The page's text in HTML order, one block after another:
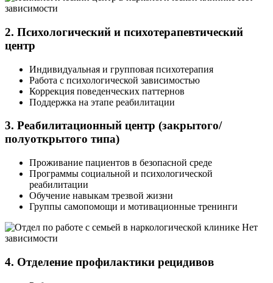
2. Психологический и психотерапевтический
центр
Индивидуальная и групповая психотерапия
Работа с психологической зависимостью
Коррекция поведенческих паттернов
Поддержка на этапе реабилитации
3. Реабилитационный центр (закрытого/
полуоткрытого типа)
Проживание пациентов в безопасной среде
Программы социальной и психологической
реабилитации
Обучение навыкам трезвой жизни
Группы самопомощи и мотивационные тренинги
4. Отделение профилактики рецидивов